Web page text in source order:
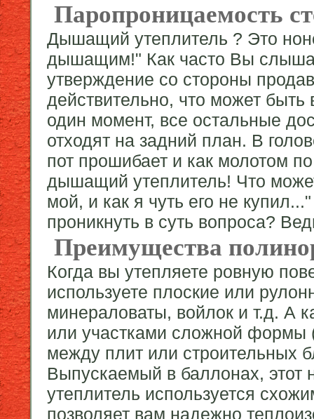
Паропроницаемость
Дышащий утеплитель ? Это
дышащим!" Как часто Вы
утверждение со стороны
действительно, что может
один момент, все остальные
отходят на задний план. В
пот прошибает и как молотом
дышащий утеплитель! Что
мой, и как я чуть его не
проникнуть в суть вопроса?
Преимущества
Когда вы утепляете ровную
используете плоские или
минераловаты, войлок и т.д. А
или участками сложной формы
между плит или строительных
Выпускаемый в баллонах,
утеплитель используется
позволяет вам надежно